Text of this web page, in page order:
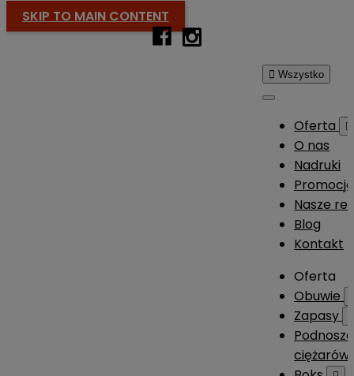
SKIP TO MAIN CONTENT
 Wszystko
Oferta 
O nas
Nadruki
Promocje
Nasze
Blog
Kontakt
Oferta
Obuwie
Zapasy
ciężarów